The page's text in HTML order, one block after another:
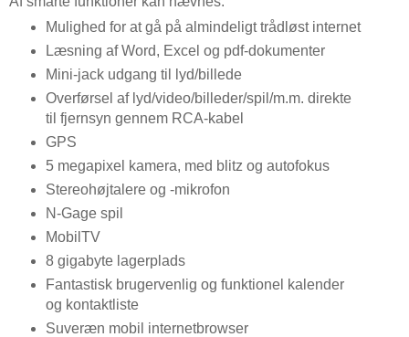
Mulighed for at gå på almindeligt trådløst internet
Læsning af Word, Excel og pdf-dokumenter
Mini-jack udgang til lyd/billede
Overførsel af lyd/video/billeder/spil/m.m. direkte
til fjernsyn gennem RCA-kabel
GPS
5 megapixel kamera, med blitz og autofokus
Stereohøjtalere og -mikrofon
N-Gage spil
MobilTV
8 gigabyte lagerplads
Fantastisk brugervenlig og funktionel kalender
og kontaktliste
Suveræn mobil internetbrowser